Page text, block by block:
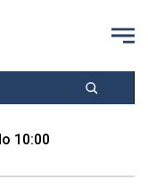
10:00